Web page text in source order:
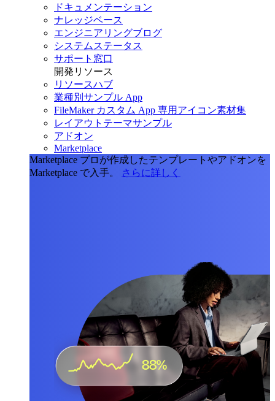
ドキュメンテーション
ナレッジベース
エンジニアリングブログ
システムステータス
サポート窓口
開発リソース
リソースハブ
業種別サンプル App
FileMaker カスタム App 専用アイコン素材集
レイアウトテーマサンプル
アドオン
Marketplace
Marketplace プロが作成したテンプレートやアドオンを
Marketplace で入手。
さらに詳しく